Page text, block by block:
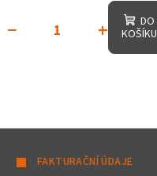
+
−
DO
KOŠÍKU
FAKTURAČNÍ ÚDAJE